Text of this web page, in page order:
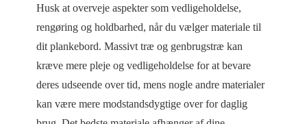
Husk at overveje aspekter som vedligeholdelse,
rengøring og holdbarhed, når du vælger materiale til
dit plankebord. Massivt træ og genbrugstræ kan
kræve mere pleje og vedligeholdelse for at bevare
deres udseende over tid, mens nogle andre materialer
kan være mere modstandsdygtige over for daglig